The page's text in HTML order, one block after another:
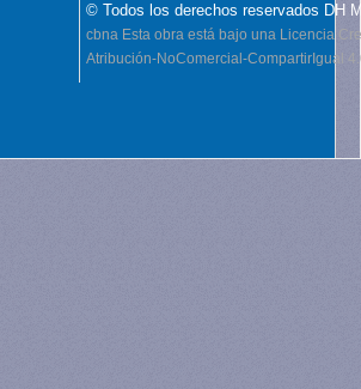
© Todos los derechos reservados DH
cbna Esta obra está bajo una Licencia
Atribución-NoComercial-CompartirIgual